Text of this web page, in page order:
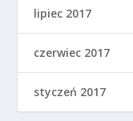
lipiec 2017
czerwiec 2017
styczeń 2017